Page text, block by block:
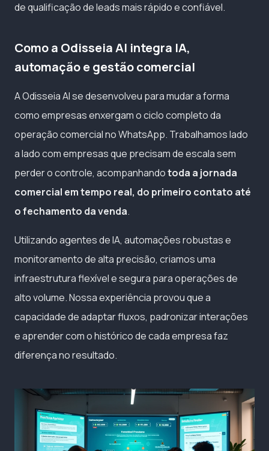
de qualificação de leads mais rápido e confiável.
Como a Odisseia AI integra IA,
automação e gestão comercial
A Odisseia AI se desenvolveu para mudar a forma
como empresas enxergam o ciclo completo da
operação comercial no WhatsApp. Trabalhamos lado
a lado com empresas que precisam de escala sem
perder o controle, acompanhandotoda a jornada
comercial em tempo real, do primeiro contato até
o fechamento da venda.
Utilizando agentes de IA, automações robustas e
monitoramento de alta precisão, criamos uma
infraestrutura flexível e segura para operações de
alto volume. Nossa experiência provou que a
capacidade de adaptar fluxos, padronizar interações
e aprender com o histórico de cada empresa faz
diferença no resultado.